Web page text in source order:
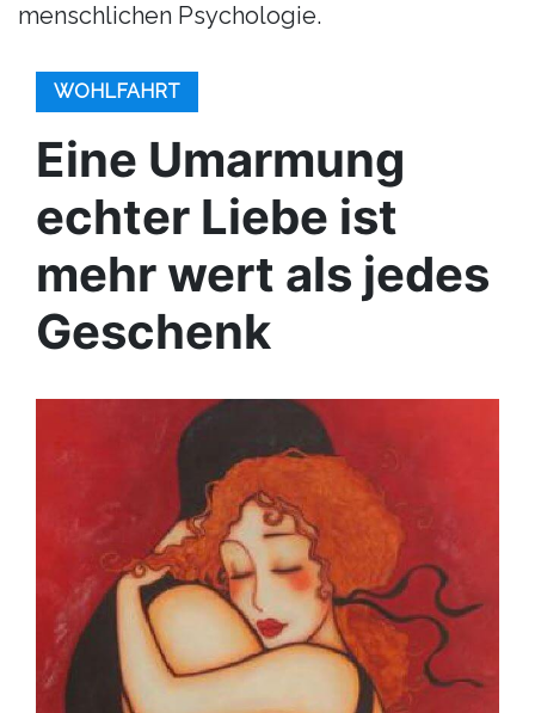
menschlichen Psychologie.
WOHLFAHRT
Eine Umarmung
echter Liebe ist
mehr wert als jedes
Geschenk